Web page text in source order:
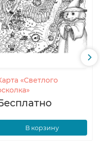
«Светлого
В корзину